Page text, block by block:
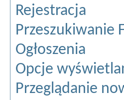
Rejestracja
Przeszukiwanie
Ogłoszenia
Opcje
Przeglądanie